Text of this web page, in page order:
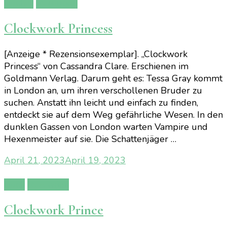
Clockwork Princess
[Anzeige * Rezensionsexemplar]. „Clockwork
Princess“ von Cassandra Clare. Erschienen im
Goldmann Verlag. Darum geht es: Tessa Gray kommt
in London an, um ihren verschollenen Bruder zu
suchen. Anstatt ihn leicht und einfach zu finden,
entdeckt sie auf dem Weg gefährliche Wesen. In den
dunklen Gassen von London warten Vampire und
Hexenmeister auf sie. Die Schattenjäger …
April 21, 2023April 19, 2023
Clockwork Prince